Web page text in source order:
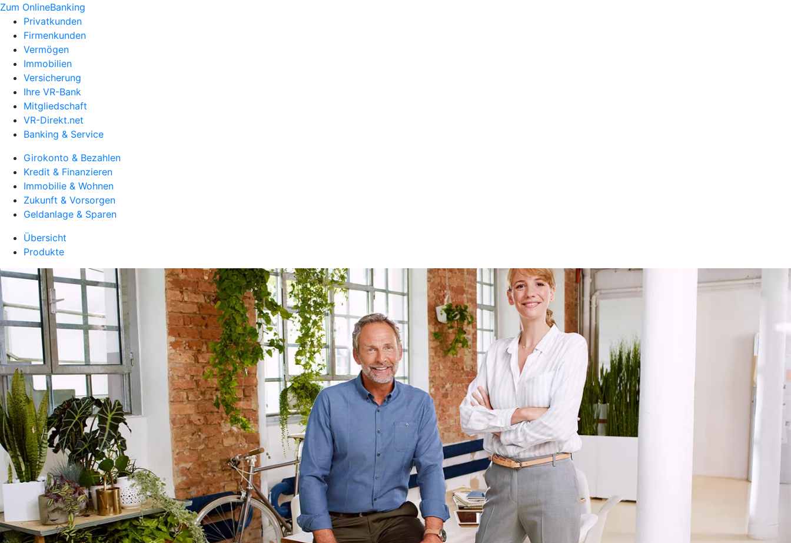
Zum OnlineBanking
Privatkunden
Firmenkunden
Vermögen
Immobilien
Versicherung
Ihre VR-Bank
Mitgliedschaft
VR-Direkt.net
Banking & Service
Girokonto & Bezahlen
Kredit & Finanzieren
Immobilie & Wohnen
Zukunft & Vorsorgen
Geldanlage & Sparen
Übersicht
Produkte